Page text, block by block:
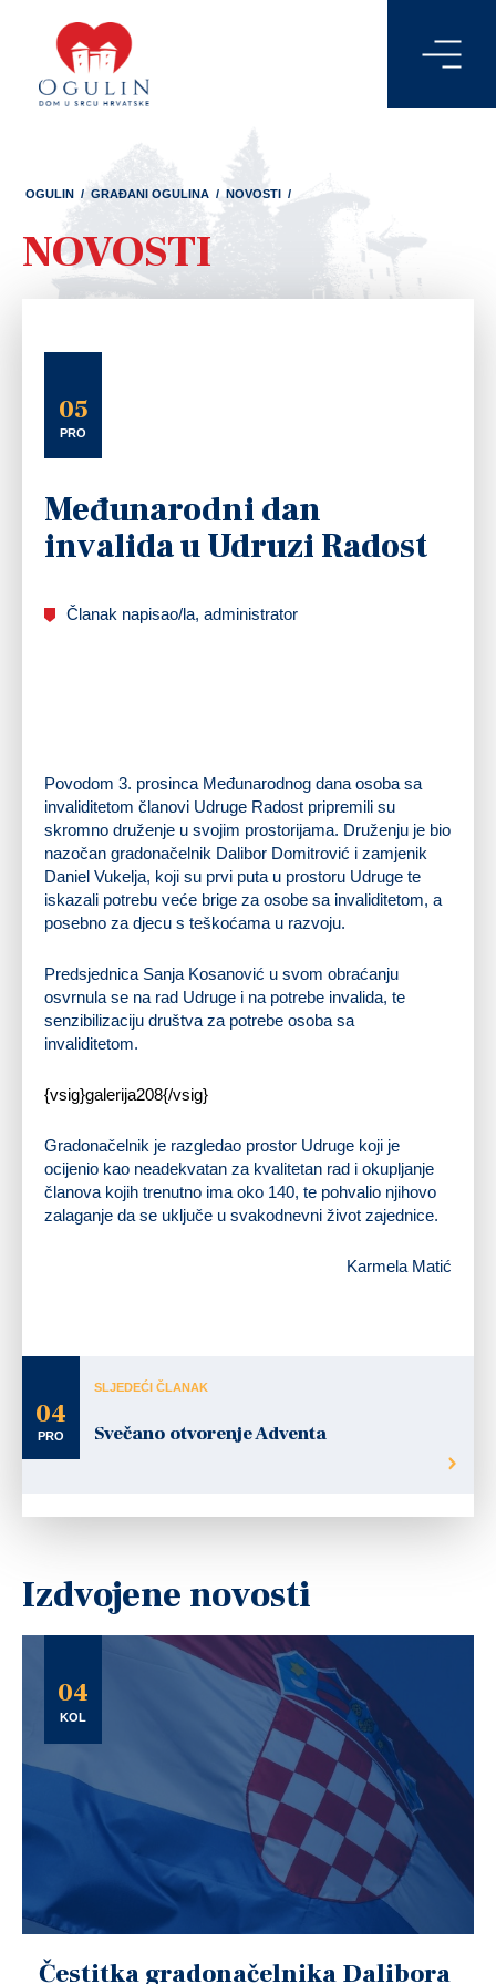
OGULIN / GRAĐANI OGULINA / NOVOSTI /
NOVOSTI
05
PRO
Međunarodni dan
invalida u Udruzi Radost
Članak napisao/la, administrator
Povodom 3. prosinca Međunarodnog dana osoba sa
invaliditetom članovi Udruge Radost pripremili su
skromno druženje u svojim prostorijama. Druženju je bio
nazočan gradonačelnik Dalibor Domitrović i zamjenik
Daniel Vukelja, koji su prvi puta u prostoru Udruge te
iskazali potrebu veće brige za osobe sa invaliditetom, a
posebno za djecu s teškoćama u razvoju.
Predsjednica Sanja Kosanović u svom obraćanju
osvrnula se na rad Udruge i na potrebe invalida, te
senzibilizaciju društva za potrebe osoba sa
invaliditetom.
{vsig}galerija208{/vsig}
Gradonačelnik je razgledao prostor Udruge koji je
ocijenio kao neadekvatan za kvalitetan rad i okupljanje
članova kojih trenutno ima oko 140, te pohvalio njihovo
zalaganje da se uključe u svakodnevni život zajednice.
Karmela Matić
04
PRO
SLJEDEĆI ČLANAK
Svečano otvorenje Adventa
Izdvojene novosti
04
KOL
Čestitka gradonačelnika Dalibora